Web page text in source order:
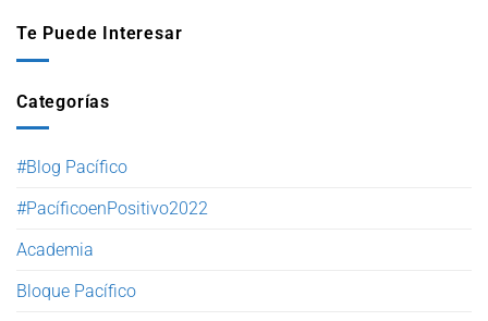
Te Puede Interesar
Categorías
#Blog Pacífico
#PacíficoenPositivo2022
Academia
Bloque Pacífico